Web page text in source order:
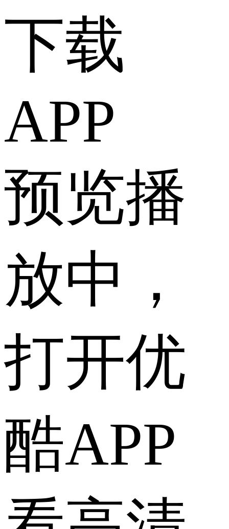
下载
APP
预览播
放中，
打开优
酷APP